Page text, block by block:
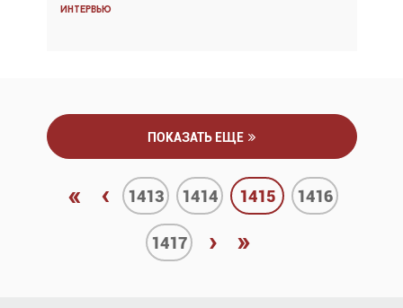
Интервью
Интервью
ПОКАЗАТЬ ЕЩЕ
« ‹ 1413 1414 1415 1416
1417 › »